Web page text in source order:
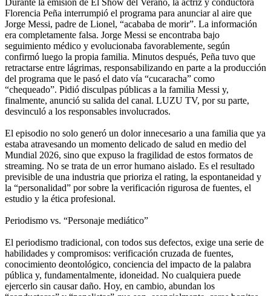
Florencia Peña interrumpió el programa para anunciar al aire que
Jorge Messi, padre de Lionel, “acababa de morir”. La información
era completamente falsa. Jorge Messi se encontraba bajo
seguimiento médico y evolucionaba favorablemente, según
confirmó luego la propia familia. Minutos después, Peña tuvo que
retractarse entre lágrimas, responsabilizando en parte a la producción
del programa que le pasó el dato vía “cucaracha” como
“chequeado”. Pidió disculpas públicas a la familia Messi y,
finalmente, anunció su salida del canal. LUZU TV, por su parte,
desvinculó a los responsables involucrados.
El episodio no solo generó un dolor innecesario a una familia que ya
estaba atravesando un momento delicado de salud en medio del
Mundial 2026, sino que expuso la fragilidad de estos formatos de
streaming. No se trata de un error humano aislado. Es el resultado
previsible de una industria que prioriza el rating, la espontaneidad y
la “personalidad” por sobre la verificación rigurosa de fuentes, el
estudio y la ética profesional.
Periodismo vs. “Personaje mediático”
El periodismo tradicional, con todos sus defectos, exige una serie de
habilidades y compromisos: verificación cruzada de fuentes,
conocimiento deontológico, conciencia del impacto de la palabra
pública y, fundamentalmente, idoneidad. No cualquiera puede
ejercerlo sin causar daño. Hoy, en cambio, abundan los